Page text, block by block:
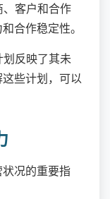
客户和合作
合作稳定性。
反映了其未
些计划，可以
况的重要指